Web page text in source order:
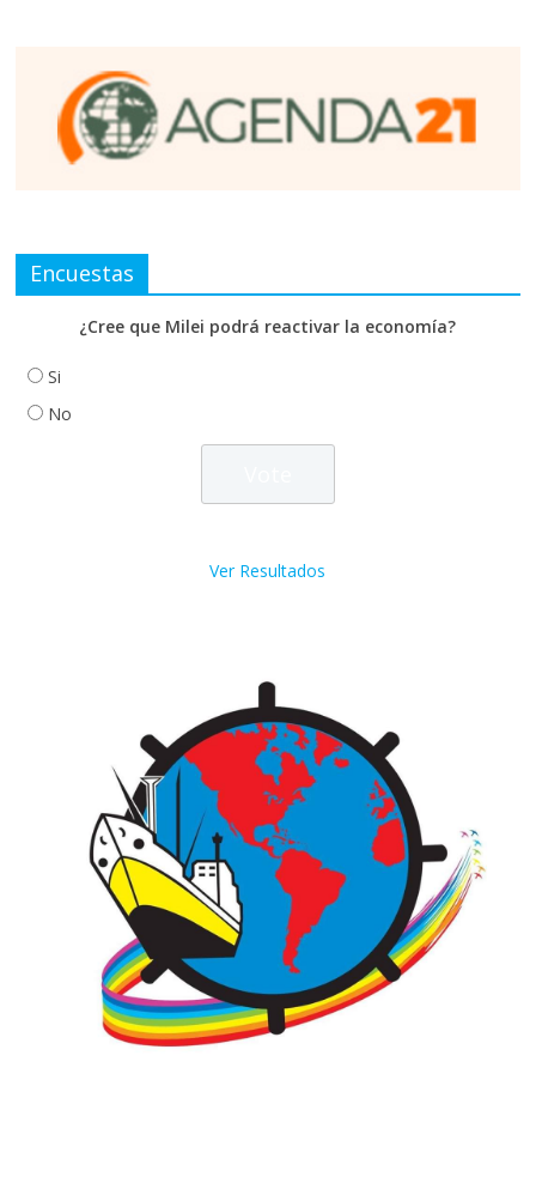
Encuestas
¿Cree que Milei podrá reactivar la economía?
Si
No
Ver Resultados